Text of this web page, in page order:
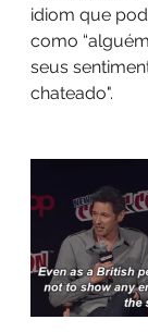
idiom que
como
seus
chateado".